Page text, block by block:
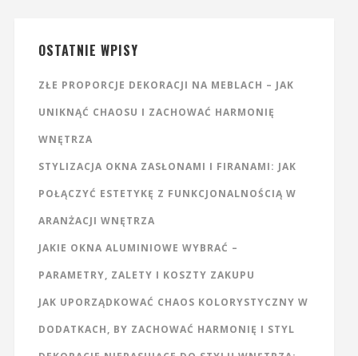
OSTATNIE WPISY
ZŁE PROPORCJE DEKORACJI NA MEBLACH – JAK
UNIKNĄĆ CHAOSU I ZACHOWAĆ HARMONIĘ
WNĘTRZA
STYLIZACJA OKNA ZASŁONAMI I FIRANAMI: JAK
POŁĄCZYĆ ESTETYKĘ Z FUNKCJONALNOŚCIĄ W
ARANŻACJI WNĘTRZA
JAKIE OKNA ALUMINIOWE WYBRAĆ –
PARAMETRY, ZALETY I KOSZTY ZAKUPU
JAK UPORZĄDKOWAĆ CHAOS KOLORYSTYCZNY W
DODATKACH, BY ZACHOWAĆ HARMONIĘ I STYL